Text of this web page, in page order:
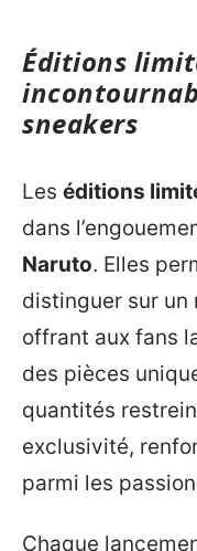
Éditions
sneakers
Les éditions
dans
Naruto. Elles
distinguer sur un
offrant aux fans
des pièces
quantités
exclusivité,
parmi les
Chaque